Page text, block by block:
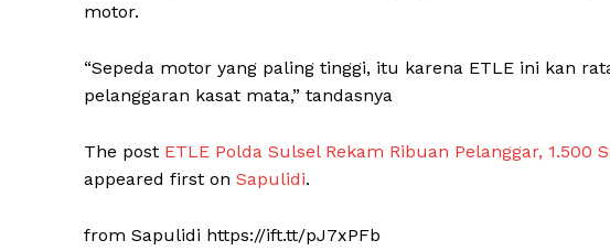
motor.
“Sepeda motor yang paling tinggi, itu karena ETLE ini kan
pelanggaran kasat mata,” tandasnya
The post ETLE Polda Sulsel Rekam Ribuan Pelanggar,
appeared first on Sapulidi.
from Sapulidi https://ift.tt/pJ7xPFb